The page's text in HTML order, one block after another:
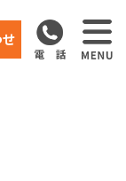
せ